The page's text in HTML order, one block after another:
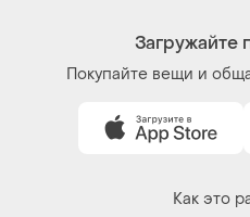
Загружайте
Покупайте вещи и
Как это